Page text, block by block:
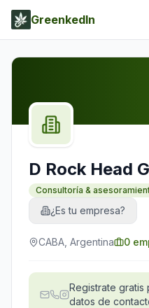
GreenkedIn
D Rock Head
Consultoría &
¿Es tu empresa?
CABA, Argentina 0
Registrate gratis
datos de